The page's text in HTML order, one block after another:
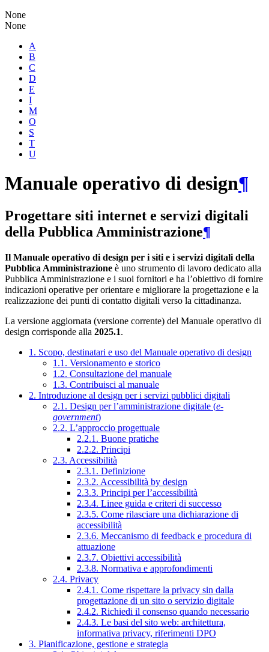
None
None
A
B
C
D
E
I
M
O
S
T
U
Manuale operativo di design¶
Progettare siti internet e servizi digitali
della Pubblica Amministrazione¶
Il Manuale operativo di design per i siti e i servizi digitali della
Pubblica Amministrazione è uno strumento di lavoro dedicato alla
Pubblica Amministrazione e i suoi fornitori e ha l’obiettivo di fornire
indicazioni operative per orientare e migliorare la progettazione e la
realizzazione dei punti di contatto digitali verso la cittadinanza.
La versione aggiornata (versione corrente) del Manuale operativo di
design corrisponde alla 2025.1.
1. Scopo, destinatari e uso del Manuale operativo di design
1.1. Versionamento e storico
1.2. Consultazione del manuale
1.3. Contribuisci al manuale
2. Introduzione al design per i servizi pubblici digitali
2.1. Design per l’amministrazione digitale (e-
government)
2.2. L’approccio progettuale
2.2.1. Buone pratiche
2.2.2. Principi
2.3. Accessibilità
2.3.1. Definizione
2.3.2. Accessibilità by design
2.3.3. Principi per l’accessibilità
2.3.4. Linee guida e criteri di successo
2.3.5. Come rilasciare una dichiarazione di
accessibilità
2.3.6. Meccanismo di feedback e procedura di
attuazione
2.3.7. Obiettivi accessibilità
2.3.8. Normativa e approfondimenti
2.4. Privacy
2.4.1. Come rispettare la privacy sin dalla
progettazione di un sito o servizio digitale
2.4.2. Richiedi il consenso quando necessario
2.4.3. Le basi del sito web: architettura,
informativa privacy, riferimenti DPO
3. Pianificazione, gestione e strategia